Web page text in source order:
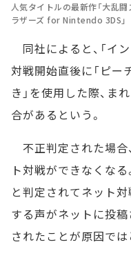
人気タイトルの最新作「大乱
ラザーズ for Nintendo 3DS」
同社によると、「イン
対戦開始直後に「ピー
き」を使用した際、ま
合があるという。
不正判定された場合
ト対戦ができなくな
と判定されてネット
する声がネットに投
されたことが原因では